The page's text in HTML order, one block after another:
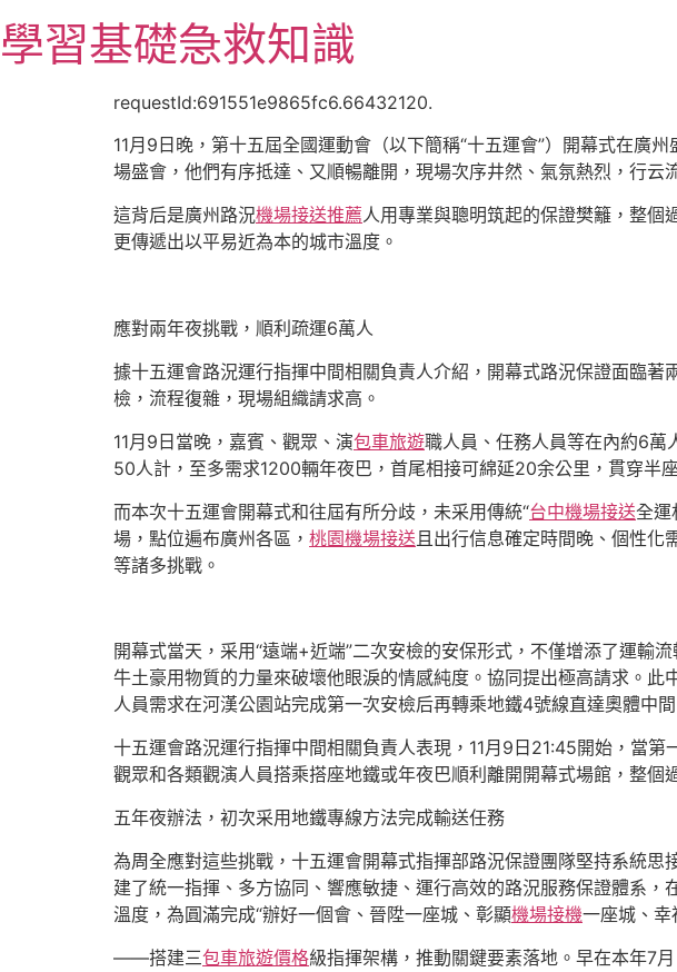
至
主
學習基礎急救知識
requestId:691551e9865fc6.66432120.
11月9日晚，第十五屆全國運動會（以下簡稱“十五運會”）開幕式在廣
場盛會，他們有序抵達、又順暢離開，現場次序井然、氣氛熱烈，行云
這背后是廣州路況機場接送推薦人用專業與聰明筑起的保證樊籬，整
更傳遞出以平易近為本的城市溫度。
應對兩年夜挑戰，順利疏運6萬人
據十五運會路況運行指揮中間相關負責人介紹，開幕式路況保證面臨著
檢，流程復雜，現場組織請求高。
11月9日當晚，嘉賓、觀眾、演包車旅遊職人員、任務人員等在內約6萬
50人計，至多需求1200輛年夜巴，首尾相接可綿延20余公里，貫穿半
而本次十五運會開幕式和往屆有所分歧，未采用傳統“台中機場接送全運
場，點位遍布廣州各區， 桃園機場接送 且出行信息確定時間晚、個性化
等諸多挑戰。
開幕式當天，采用“遠端+近端”二次安檢的安保形式，不僅增添了運輸
牛土豪用物質的力量來破壞他眼淚的情感純度。協同提出極高請求。
人員需求在河漢公園站完成第一次安檢后再轉乘地鐵4號線直達奧體中
十五運會路況運行指揮中間相關負責人表現，11月9日21:45開始，當
觀眾和各類觀演人員搭乘搭座地鐵或年夜巴順利離開開幕式場館，整
五年夜辦法，初次采用地鐵專線方法完成輸送任務
為周全應對這些挑戰，十五運會開幕式指揮部路況保證團隊堅持系統
建了統一指揮、多方協同、響應敏捷、運行高效的路況服務保證體系
溫度，為圓滿完成“辦好一個會、晉陞一座城、彰顯機場接機一座城、幸
——搭建三包車旅遊價格級指揮架構，推動關鍵要素落地。早在本年7